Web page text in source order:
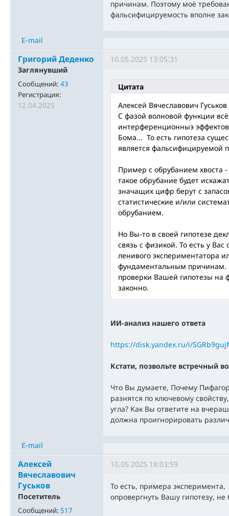
причинам. Поэтому моё
фальсифицируемость вполне
E-mail
Григорий Деденко
Заглянувший
Сообщений: 43
Регистрация:
12.04.2025
10.05.2025 13:05:31
Цитата
Алексей Вячеславович
C фазой волновой функции
интерференционныэ
Бома... То есть гипотеза
является фальсифицируемой
Пример с обрубанием хвоста
такое обрубание будет
значащих цифр берут с
статистические и/или
обрубанием.
Но Вы-то в своей гипотезе
связь с физикой. То есть у
ленивого экспериментатора
фундаментальным причинам.
проверки Вашей гипотезы на
законно.
ИИ-анализ нашего ответа
https://disk.yandex.ru/i/
Кстати, позвольте встречный
Что Вы думаете, Почему
разнятся по ключевому
угла? Как Вы ответите на
должна проигнорировать
E-mail
Алексей
Вячеславович
Гуськов
Посетитель
Сообщений: 517
10.05.2025 18:03:59
То есть, примера
опровергнуть Вашу гипотезу, не